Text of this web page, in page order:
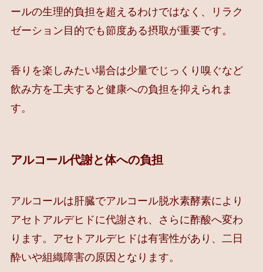
ールの生理的負担を超えるわけではなく、リラク
ゼーション目的でも節度ある摂取が重要です。
香りを楽しみたい場合は少量でじっくり嗅ぐなど
飲み方を工夫すると健康への負担を抑えられま
す。
アルコール代謝と体への負担
アルコールは肝臓でアルコール脱水素酵素により
アセトアルデヒドに代謝され、さらに酢酸へ変わ
ります。アセトアルデヒドは有害性があり、二日
酔いや組織障害の原因となります。